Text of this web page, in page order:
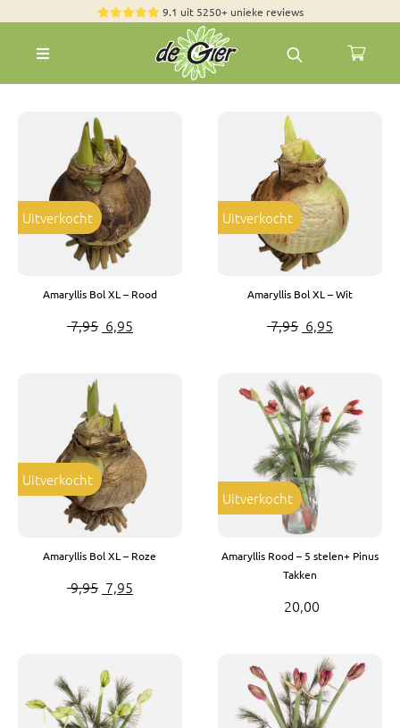
9.1 uit 5250+ unieke reviews
Toggle
Rozen
Zomerbloemen
Exclusieve boeketten
Boeketten
Pioenrozen
Groen & Decoratief
Olijfbomen
Bruiloft Bundels
Krans maken
Gelegenheden
Bloemenbon
Onze bloemenwinkel
Amaryllis Bol XL – Rood
7,95 Oorspronkelijke
€ 7,95.
6,95Huidige
Uitverkocht
Amaryllis Bol XL – Wit
7,95
€ 7,95.
6,95
€ 6,95.
Uitverkocht
Amaryllis Bol XL – Roze
9,95 Oorspronkelijke
7,95Huidige
Uitverkocht
Amaryllis Rood – 5 stelen+ Pinus
Takken
20,00
Uitverkocht